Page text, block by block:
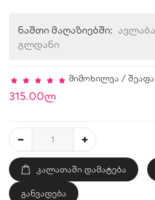
ნაშთი მაღაზიებში:
გლდანი
მიმოხილვა /
315.00ლ
ᲙᲐᲚᲐᲗᲐᲨᲘ ᲓᲐᲛᲐᲢᲔᲑᲐ
განვადება